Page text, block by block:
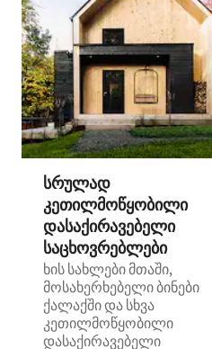
სრულად
კეთილმოწყობილი
დასაქირავებელი
საცხოვრებლები
ხის სახლები მთაში,
მოსახერხებელი ბინები
ქალაქში და სხვა
კეთილმოწყობილი
დასაქირავებელი